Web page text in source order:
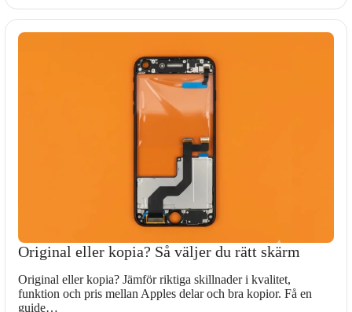
Original eller kopia? Så väljer du rätt skärm
Original eller kopia? Jämför riktiga skillnader i kvalitet,
funktion och pris mellan Apples delar och bra kopior. Få en
guide…